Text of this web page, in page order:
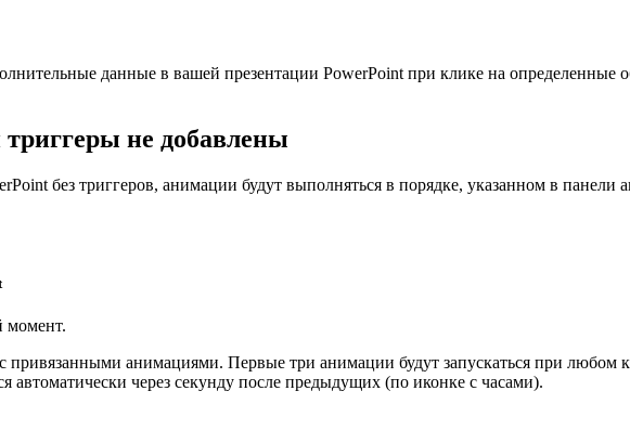
данные в вашей презентации PowerPoint при клике на определенные
не добавлены
без триггеров, анимации будут выполняться в порядке, указанном в
момент.
привязанными анимациями. Первые три анимации будут запускаться при любом
через секунду после предыдущих (по иконке с часами).